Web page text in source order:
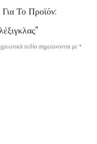
Το Προϊόν:
πεδία σημειώνονται με *